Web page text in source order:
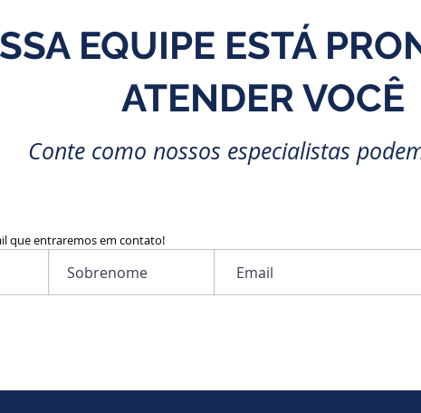
EQUIPE ESTÁ
ATENDER VOCÊ
Conte como nossos especialistas
que entraremos em contato!